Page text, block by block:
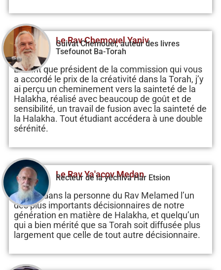
Le Rav Chemouel Yaniv
Guivat Chemouel, auteur des livres
Tsefounot Ba-Torah
En tant que président de la commission qui vous
a accordé le prix de la créativité dans la Torah, j’y
ai perçu un cheminement vers la sainteté de la
Halakha, réalisé avec beaucoup de goût et de
sensibilité, un travail de fusion avec la sainteté de
la Halakha. Tout étudiant accédera à une double
sérénité.
Le Rav Ya'acov Medan
Recteur de la yéchiva Har Etsion
Je vois dans la personne du Rav Melamed l’un
des plus importants décisionnaires de notre
génération en matière de Halakha, et quelqu’un
qui a bien mérité que sa Torah soit diffusée plus
largement que celle de tout autre décisionnaire.